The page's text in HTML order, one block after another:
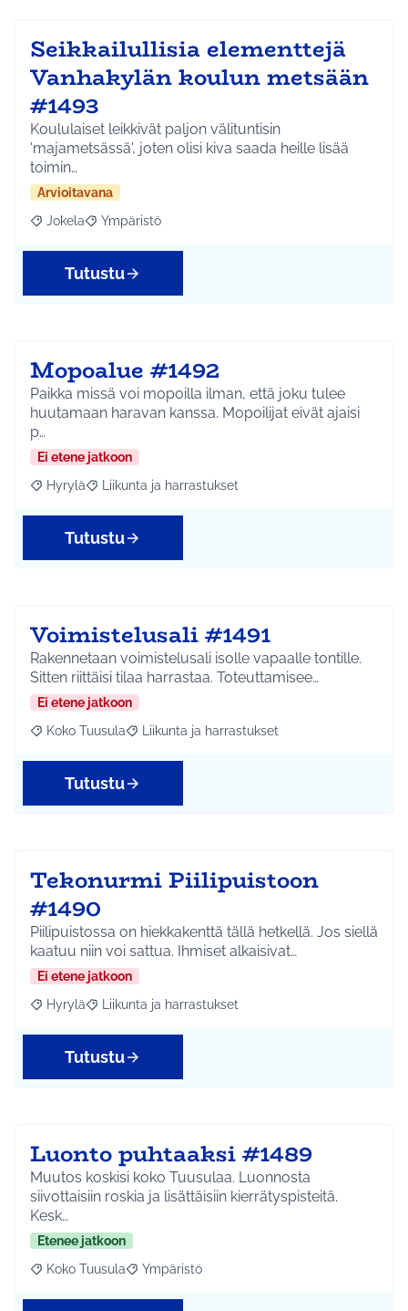
Seikkailullisia elementtejä
Vanhakylän koulun metsään
#1493
Koululaiset leikkivät paljon välituntisin
'majametsässä', joten olisi kiva saada heille lisää
toimin…
Arvioitavana
Rajaa tulokset aihepiirin mukaan: Jokela
Jokela Rajaa tulokset teeman mukaan: Ympäristö
Ympäristö
Tutustu
Mopoalue #1492
Paikka missä voi mopoilla ilman, että joku tulee
huutamaan haravan kanssa. Mopoilijat eivät ajaisi
p…
Ei etene jatkoon
Rajaa tulokset aihepiirin mukaan: Hyrylä
Hyrylä Rajaa tulokset teeman mukaan: Liikunta ja
Liikunta ja harrastukset
Tutustu
Voimistelusali #1491
Rakennetaan voimistelusali isolle vapaalle tontille.
Sitten riittäisi tilaa harrastaa. Toteuttamisee…
Ei etene jatkoon
Rajaa tulokset aihepiirin mukaan: Koko Tuusula
Koko Tuusula Rajaa tulokset teeman mukaan: Liikunta ja
Liikunta ja harrastukset
Tutustu
Tekonurmi Piilipuistoon
#1490
Piilipuistossa on hiekkakenttä tällä hetkellä. Jos siellä
kaatuu niin voi sattua. Ihmiset alkaisivat…
Ei etene jatkoon
Rajaa tulokset aihepiirin mukaan: Hyrylä
Hyrylä Rajaa tulokset teeman mukaan: Liikunta ja
Liikunta ja harrastukset
Tutustu
Luonto puhtaaksi #1489
Muutos koskisi koko Tuusulaa. Luonnosta
siivottaisiin roskia ja lisättäisiin kierrätyspisteitä.
Kesk…
Etenee jatkoon
Rajaa tulokset aihepiirin mukaan: Koko Tuusula
Koko Tuusula Rajaa tulokset teeman mukaan: Ympäristö
Ympäristö